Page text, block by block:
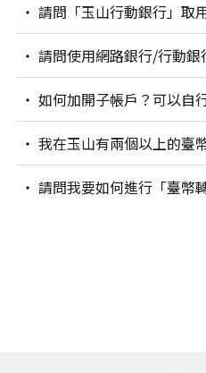
請問「玉山行動銀行」取
請問使用網路銀行/行動銀
如何加開子帳戶？可以自
限額？
請問我要如何進行「臺幣